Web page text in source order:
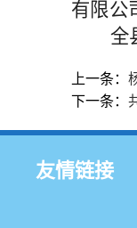
有限公
全
上一条：
下一条：
友情链接